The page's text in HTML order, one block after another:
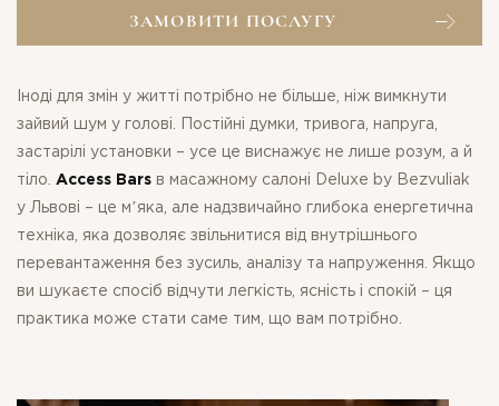
ЗАМОВИТИ ПОСЛУГУ
Іноді для змін у житті потрібно не більше, ніж вимкнути
зайвий шум у голові. Постійні думки, тривога, напруга,
застарілі установки – усе це виснажує не лише розум, а й
тіло. Access Bars в масажному салоні Deluxe by Bezvuliak
у Львові – це мʼяка, але надзвичайно глибока енергетична
техніка, яка дозволяє звільнитися від внутрішнього
перевантаження без зусиль, аналізу та напруження. Якщо
ви шукаєте спосіб відчути легкість, ясність і спокій – ця
практика може стати саме тим, що вам потрібно.